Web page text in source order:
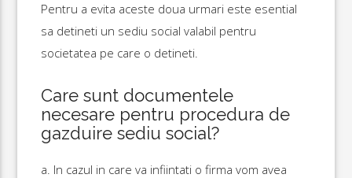
Pentru a evita aceste doua urmari este esential
sa detineti un sediu social valabil pentru
societatea pe care o detineti.
Care sunt documentele
necesare pentru procedura de
gazduire sediu social?
a. In cazul in care va infiintati o firma vom avea